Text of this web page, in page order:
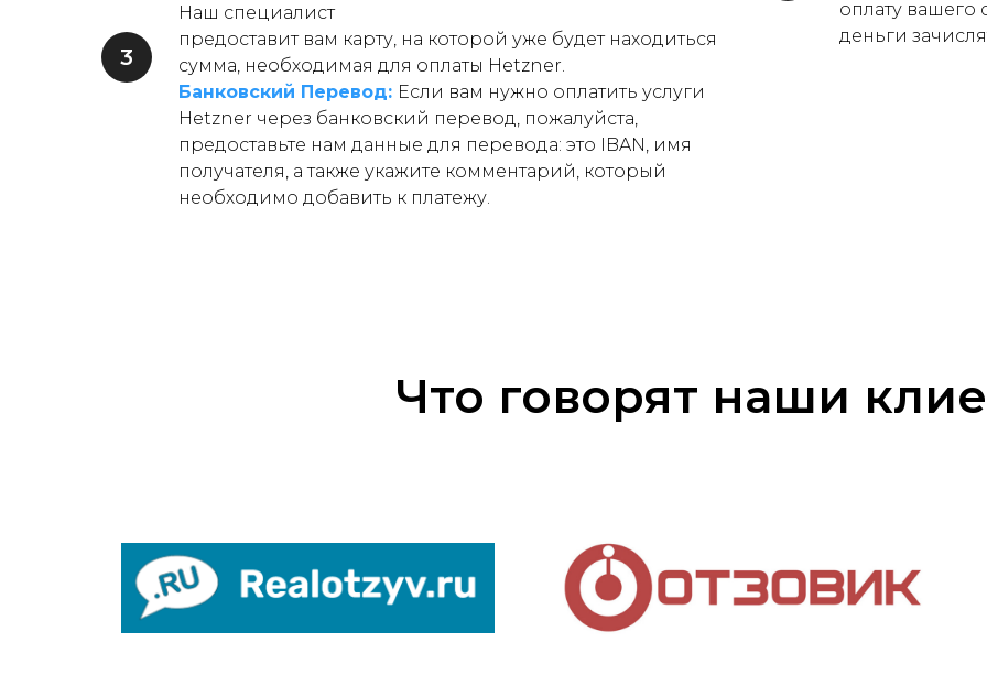
Наш специалист
предоставит вам карту, на которой уже будет находиться
сумма, необходимая для оплаты Hetzner.
Банковский Перевод: Если вам нужно оплатить услуги
Hetzner через банковский перевод, пожалуйста,
предоставьте нам данные для перевода: это IBAN, имя
получателя, а также укажите комментарий, который
необходимо добавить к платежу.
оплату вашего
деньги
Что говорят наши